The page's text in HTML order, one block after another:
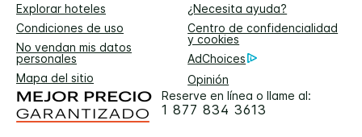
Explorar hoteles
¿Necesita ayuda?
Condiciones de uso
Centro de confidencialidad
y cookies
No vendan mis datos
personales
AdChoices
Mapa del sitio
Opinión
Reserve en línea o llame al:
1 877 834 3613